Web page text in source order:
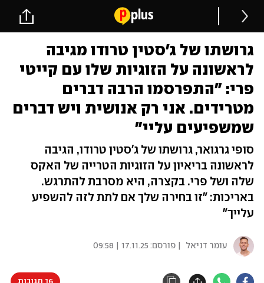
גרושתו של ג'סטין טרודו מגיבה
לראשונה על הזוגיות שלו עם קייטי
פרי: "התפרסמו הרבה דברים
מטרידים. אני רק אנושית ויש דברים
שמשפיעים עליי"
סופי גרגואר, גרושתו של ג'סטין טרודו, הגיבה
לראשונה בריאיון על הזוגיות הטרייה של האקס
שלה ושל פרי. בקצרה, היא מסרבת להתרגש.
באריכות: "זו בחירה שלך אם לתת לזה להשפיע
עלייך"
עומר דניאל | פורסם: 17.11.25 | 09:58
16 תגובות